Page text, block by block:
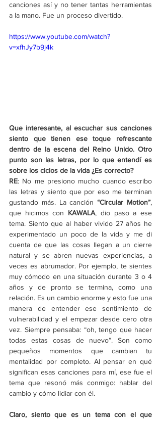
canciones así y no tener tantas herramientas
a la mano. Fue un proceso divertido.
https://www.youtube.com/watch?
v=xfhJy7b9j4k
Que interesante, al escuchar sus canciones
siento que tienen ese toque refrescante
dentro de la escena del Reino Unido. Otro
punto son las letras, por lo que entendí es
sobre los ciclos de la vida ¿Es correcto?
RE: No me presiono mucho cuando escribo
las letras y siento que por eso me terminan
gustando más. La canción “Circular Motion”,
que hicimos con KAWALA, dio paso a ese
tema. Siento que al haber vivido 27 años he
experimentado un poco de la vida y me di
cuenta de que las cosas llegan a un cierre
natural y se abren nuevas experiencias, a
veces es abrumador. Por ejemplo, te sientes
muy cómodo en una situación durante 3 o 4
años y de pronto se termina, como una
relación. Es un cambio enorme y esto fue una
manera de entender ese sentimiento de
vulnerabilidad y el empezar desde cero otra
vez. Siempre pensaba: “oh, tengo que hacer
todas estas cosas de nuevo”. Son como
pequeños momentos que cambian tu
mentalidad por completo. Al pensar en qué
significan esas canciones para mí, ese fue el
tema que resonó más conmigo: hablar del
cambio y cómo lidiar con él.
Claro, siento que es un tema con el que